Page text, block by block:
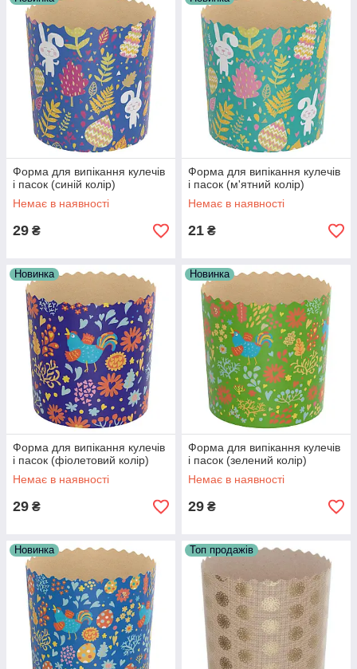
Форма для випікання кулечів
і пасок (синій колір)
Немає в наявності
29 ₴
Форма для випікання кулечів
і пасок (м'ятний колір)
Немає в наявності
21 ₴
Новинка
Форма для випікання кулечів
і пасок (фіолетовий колір)
Немає в наявності
29 ₴
Новинка
Форма для випікання кулечів
і пасок (зелений колір)
Немає в наявності
29 ₴
Новинка Топ продажів